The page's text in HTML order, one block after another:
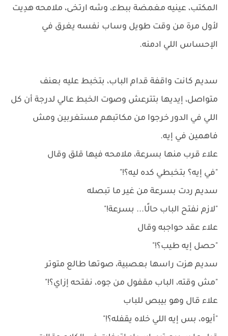
المكتب، عينيه مغمضة ببطء، وشه ارتخى، ملامحه هدِيت
لأول مرة من وقت طويل وساب نفسه يغرق في
الإحساس اللي ادمنه.
سديم كانت واقفة قدام الباب، بتخبط عليه بعنف
متواصل، إيديها بتترعش وصوت الخبط عالي لدرجة أن كل
اللي في الدور خرجوا من مكاتبهم مستغربين ومش
فاهمين في إيه.
علاء قرب منها بسرعة، ملامحه فيها قلق وقال
"في إيه؟ بتخبطي كده ليه؟!"
سديم ردت بسرعة من غير ما تبصله
"لازم نفتح الباب حالًا... بسرعة!"
علاء عقد حواجبه وقال
"حصل إيه طيب؟!"
سديم هزت راسها بعصبية، صوتها طالع متوتر
"مش وقته، الباب مقفول من جوه، نفتحه إزاي؟!"
علاء قال وهو بيبص للباب
"أيوه، بس إيه اللي خلاه يقفله؟!"